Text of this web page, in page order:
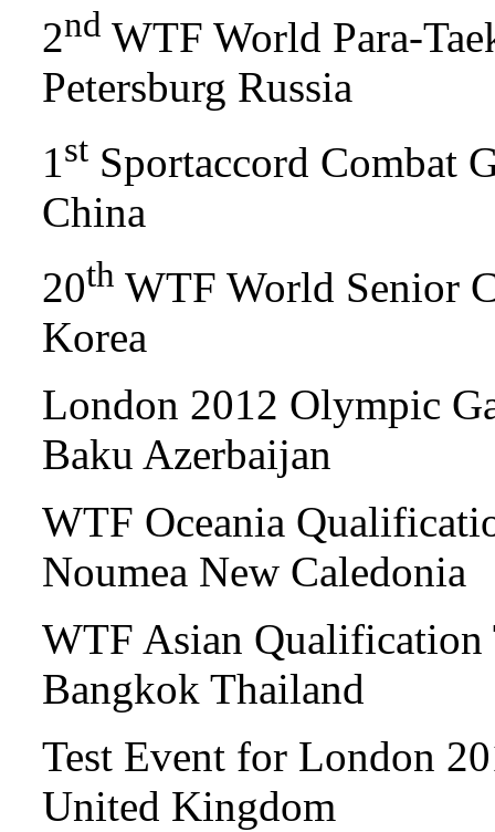
2nd WTF World Para-
Petersburg Russia
1st Sportaccord Combat
China
20th WTF World Senior
Korea
London 2012 Olympic
Baku Azerbaijan
WTF Oceania
Noumea New Caledonia
WTF Asian
Bangkok Thailand
Test Event for London
United Kingdom